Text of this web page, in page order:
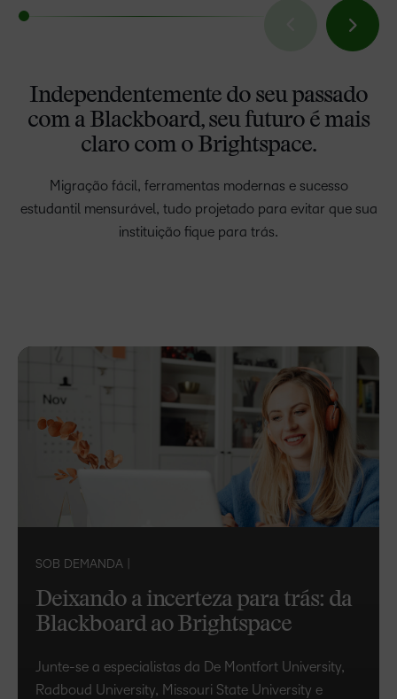
Independentemente do seu passado
com a Blackboard, seu futuro é mais
claro com o Brightspace.
Migração fácil, ferramentas modernas e sucesso
estudantil mensurável, tudo projetado para evitar que sua
instituição fique para trás.
SOB DEMANDA |
Deixando a incerteza para trás: da
Blackboard ao Brightspace
Junte-se a especialistas da De Montfort University,
Radboud University, Missouri State University e